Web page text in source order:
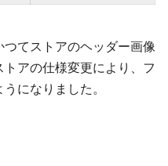
てストアのヘッダー画像
アの仕様変更により、フ
になりました。